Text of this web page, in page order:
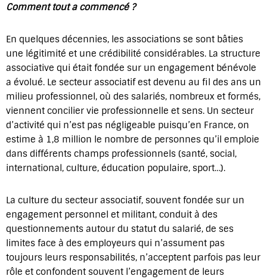
Comment tout a commencé ?
En quelques décennies, les associations se sont bâties
une légitimité et une crédibilité considérables. La structure
associative qui était fondée sur un engagement bénévole
a évolué. Le secteur associatif est devenu au fil des ans un
milieu professionnel, où des salariés, nombreux et formés,
viennent concilier vie professionnelle et sens. Un secteur
d’activité qui n’est pas négligeable puisqu’en France, on
estime à 1,8 million le nombre de personnes qu’il emploie
dans différents champs professionnels (santé, social,
international, culture, éducation populaire, sport…).
La culture du secteur associatif, souvent fondée sur un
engagement personnel et militant, conduit à des
questionnements autour du statut du salarié, de ses
limites face à des employeurs qui n’assument pas
toujours leurs responsabilités, n’acceptent parfois pas leur
rôle et confondent souvent l’engagement de leurs